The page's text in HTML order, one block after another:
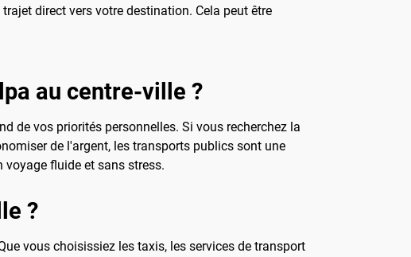
direct vers votre destination. Cela peut être
au centre-ville ?
de vos priorités personnelles. Si vous recherchez la
de l'argent, les transports publics sont une
fluide et sans stress.
?
vous choisissiez les taxis, les services de transport